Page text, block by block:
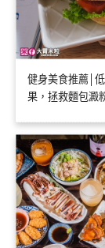
健身美食推薦│
果，拯救麵包澱